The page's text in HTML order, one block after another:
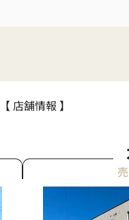
【 店舗情報 】